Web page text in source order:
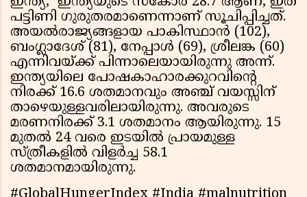
പട്ടിണി ഗുരുതരമാണെന്നാണ് സൂചിപ്പിച്ചത്.
അയല്‍രാജ്യങ്ങളായ പാകിസ്ഥാന്‍ (102),
ബംഗ്ലാദേശ് (81), നേപ്പാള്‍ (69), ശ്രീലങ്ക (60)
എന്നിവയ്ക്ക് പിന്നാലെയായിരുന്നു അന്ന്.
ഇന്ത്യയിലെ പോഷകാഹാരക്കുറവിന്റെ
നിരക്ക് 16.6 ശതമാനവും അഞ്ച് വയസ്സിന്
താഴെയുള്ളവരിലായിരുന്നു. അവരുടെ
മരണനിരക്ക് 3.1 ശതമാനം ആയിരുന്നു. 15
മുതല്‍ 24 വരെ ഇടയില്‍ പ്രായമുള്ള
സ്ത്രീകളില്‍ വിളര്‍ച്ച 58.1
ശതമാനമായിരുന്നു.